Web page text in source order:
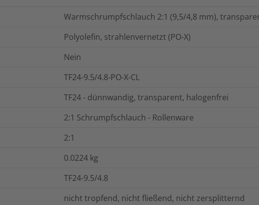
Warmschrumpfschlauch 2:1 (9,5/4,8 mm),
Polyolefin, strahlenvernetzt (PO-X)
Nein
TF24-9.5/4.8-PO-X-CL
TF24 - dünnwandig, transparent, halogenfrei
2:1 Schrumpfschlauch - Rollenware
2:1
0.0224 kg
TF24-9.5/4.8
nicht tropfend, nicht fließend, nicht zersplitternd